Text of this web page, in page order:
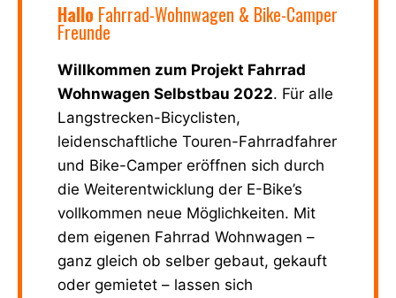
Hallo Fahrrad-Wohnwagen & Bike-Camper
Freunde
Willkommen zum Projekt Fahrrad
Wohnwagen Selbstbau 2022. Für alle
Langstrecken-Bicyclisten,
leidenschaftliche Touren-Fahrradfahrer
und Bike-Camper eröffnen sich durch
die Weiterentwicklung der E-Bike’s
vollkommen neue Möglichkeiten. Mit
dem eigenen Fahrrad Wohnwagen –
ganz gleich ob selber gebaut, gekauft
oder gemietet – lassen sich